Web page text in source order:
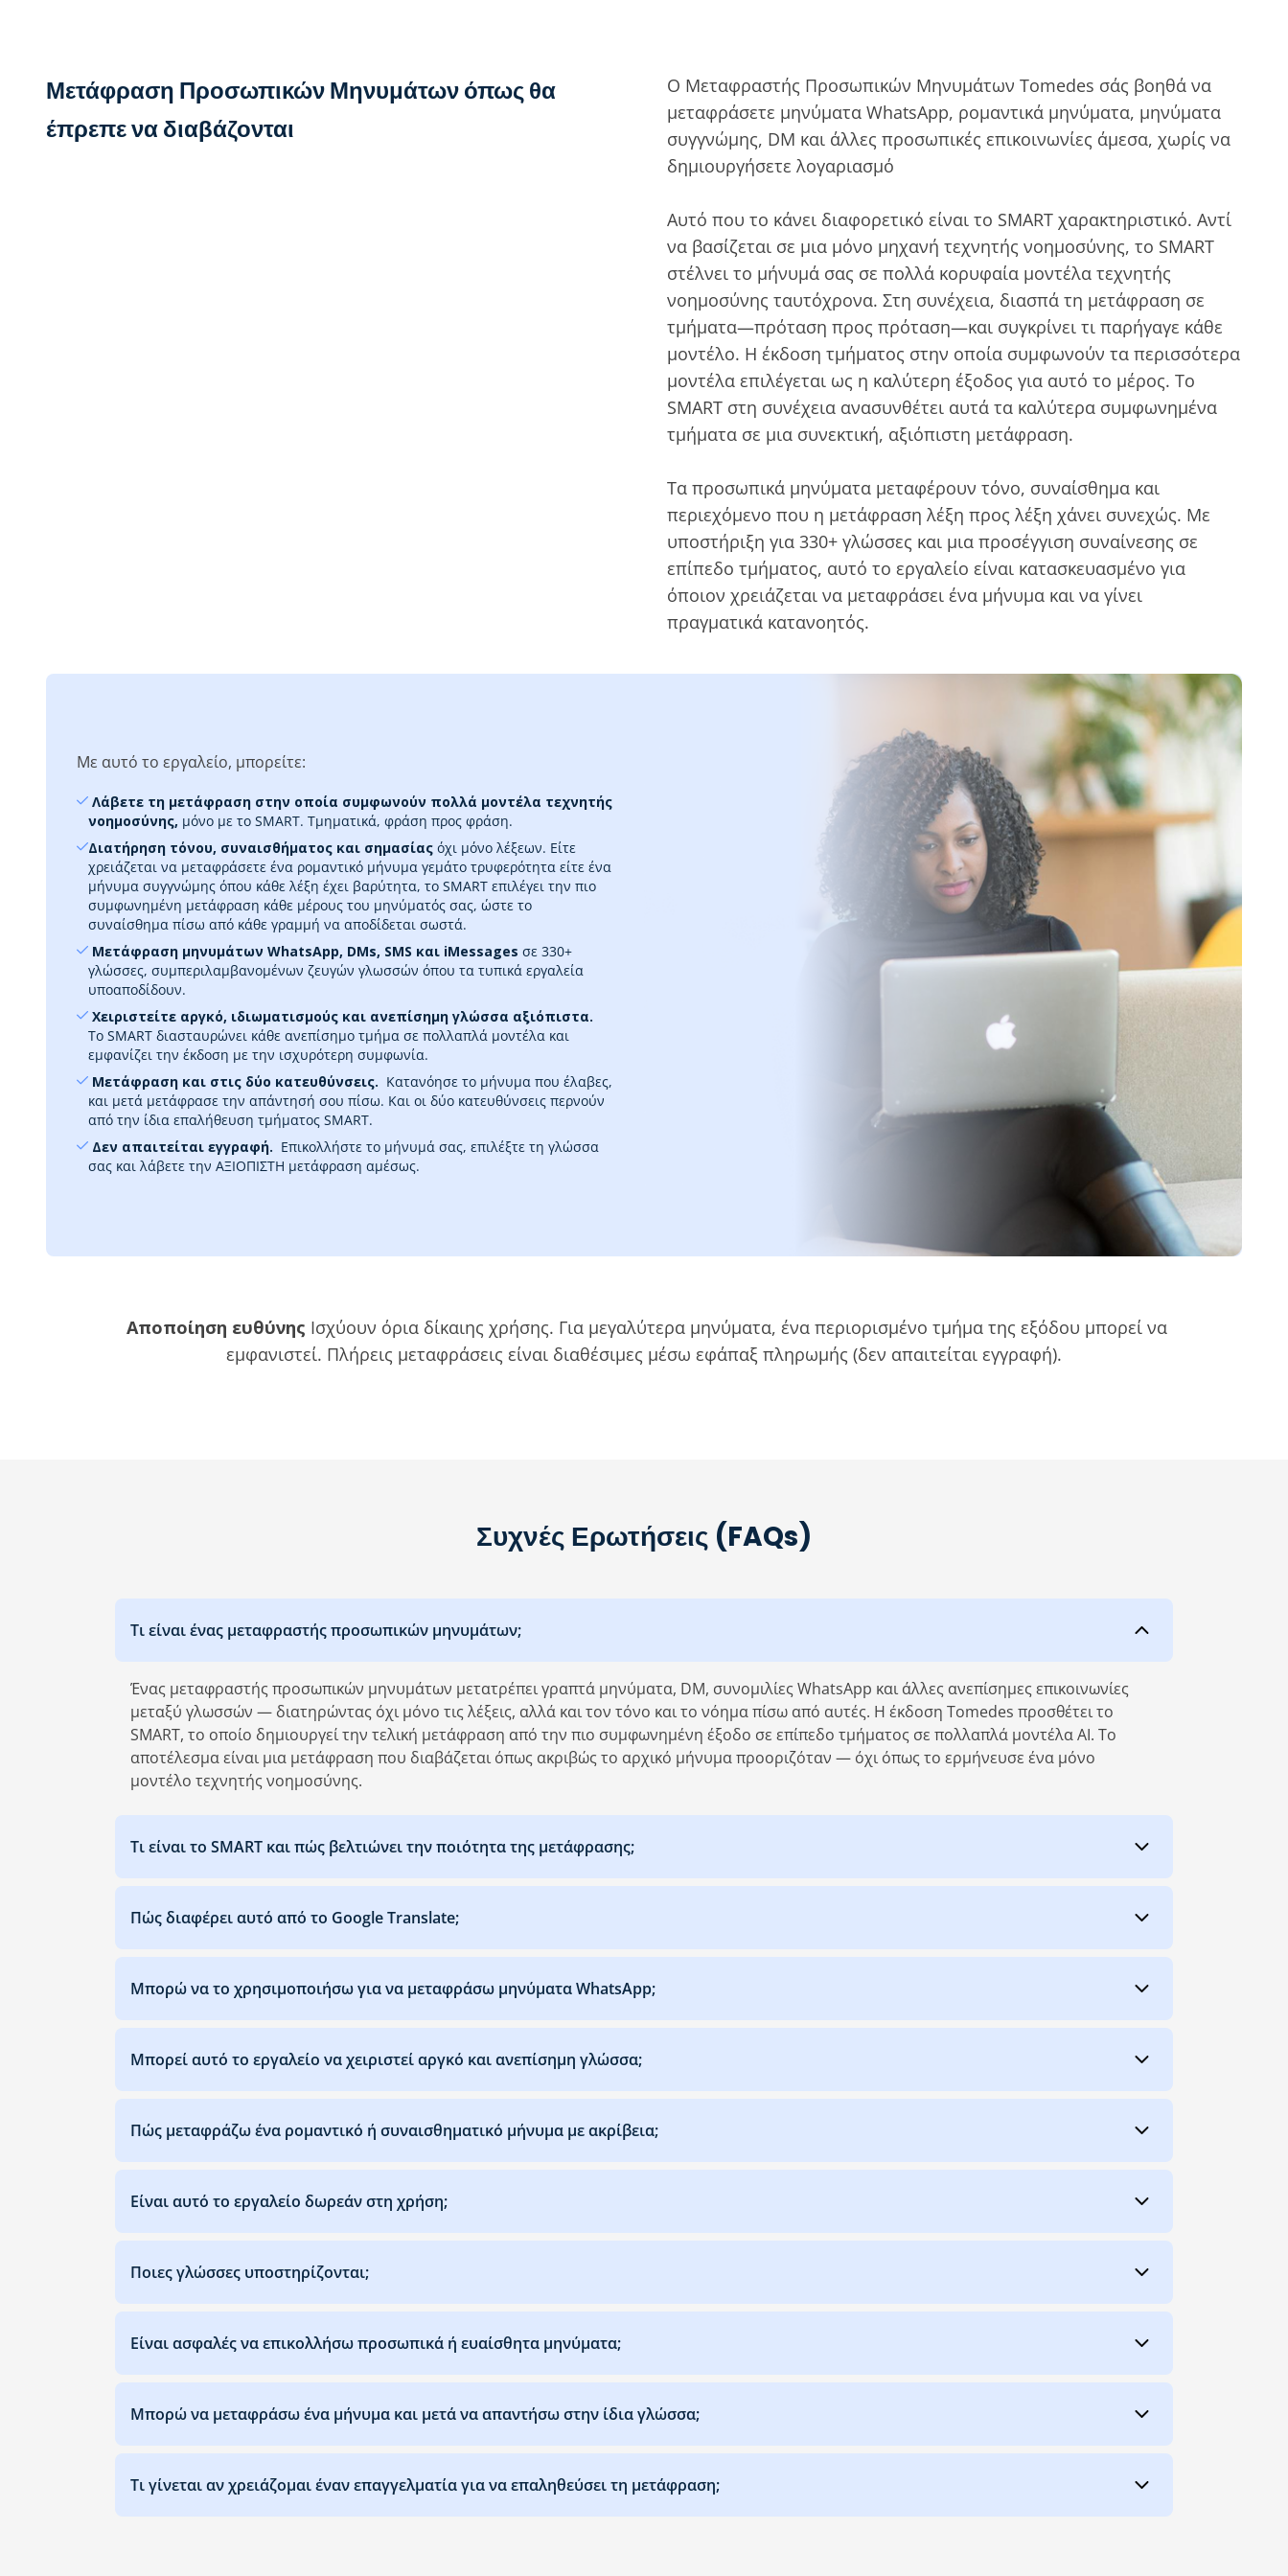
Μετάφραση Προσωπικών Μηνυμάτων όπως θα
έπρεπε να διαβάζονται
Ο Μεταφραστής Προσωπικών Μηνυμάτων Tomedes σάς βοηθά να
μεταφράσετε μηνύματα WhatsApp, ρομαντικά μηνύματα, μηνύματα
συγγνώμης, DM και άλλες προσωπικές επικοινωνίες άμεσα, χωρίς να
δημιουργήσετε λογαριασμό
Αυτό που το κάνει διαφορετικό είναι το SMART χαρακτηριστικό. Αντί
να βασίζεται σε μια μόνο μηχανή τεχνητής νοημοσύνης, το SMART
στέλνει το μήνυμά σας σε πολλά κορυφαία μοντέλα τεχνητής
νοημοσύνης ταυτόχρονα. Στη συνέχεια, διασπά τη μετάφραση σε
τμήματα—πρόταση προς πρόταση—και συγκρίνει τι παρήγαγε κάθε
μοντέλο. Η έκδοση τμήματος στην οποία συμφωνούν τα περισσότερα
μοντέλα επιλέγεται ως η καλύτερη έξοδος για αυτό το μέρος. Το
SMART στη συνέχεια ανασυνθέτει αυτά τα καλύτερα συμφωνημένα
τμήματα σε μια συνεκτική, αξιόπιστη μετάφραση.
Τα προσωπικά μηνύματα μεταφέρουν τόνο, συναίσθημα και
περιεχόμενο που η μετάφραση λέξη προς λέξη χάνει συνεχώς. Με
υποστήριξη για 330+ γλώσσες και μια προσέγγιση συναίνεσης σε
επίπεδο τμήματος, αυτό το εργαλείο είναι κατασκευασμένο για
όποιον χρειάζεται να μεταφράσει ένα μήνυμα και να γίνει
πραγματικά κατανοητός.
Με αυτό το εργαλείο, μπορείτε:
‎ Λάβετε τη μετάφραση στην οποία συμφωνούν πολλά μοντέλα τεχνητής
νοημοσύνης, μόνο με το SMART. Τμηματικά, φράση προς φράση.
Διατήρηση τόνου, συναισθήματος και σημασίας όχι μόνο λέξεων. Είτε
χρειάζεται να μεταφράσετε ένα ρομαντικό μήνυμα γεμάτο τρυφερότητα είτε ένα
μήνυμα συγγνώμης όπου κάθε λέξη έχει βαρύτητα, το SMART επιλέγει την πιο
συμφωνημένη μετάφραση κάθε μέρους του μηνύματός σας, ώστε το
συναίσθημα πίσω από κάθε γραμμή να αποδίδεται σωστά.
‎ Μετάφραση μηνυμάτων WhatsApp, DMs, SMS και iMessages σε 330+
γλώσσες, συμπεριλαμβανομένων ζευγών γλωσσών όπου τα τυπικά εργαλεία
υποαποδίδουν.
‎ Χειριστείτε αργκό, ιδιωματισμούς και ανεπίσημη γλώσσα αξιόπιστα.
Το SMART διασταυρώνει κάθε ανεπίσημο τμήμα σε πολλαπλά μοντέλα και
εμφανίζει την έκδοση με την ισχυρότερη συμφωνία.
‎ Μετάφραση και στις δύο κατευθύνσεις. ‎ Κατανόησε το μήνυμα που έλαβες,
και μετά μετάφρασε την απάντησή σου πίσω. Και οι δύο κατευθύνσεις περνούν
από την ίδια επαλήθευση τμήματος SMART.
‎ Δεν απαιτείται εγγραφή. ‎ Επικολλήστε το μήνυμά σας, επιλέξτε τη γλώσσα
σας και λάβετε την ΑΞΙΟΠΙΣΤΗ μετάφραση αμέσως.
‎ Αποποίηση ευθύνης Ισχύουν όρια δίκαιης χρήσης. Για μεγαλύτερα μηνύματα, ένα περιορισμένο τμήμα της εξόδου μπορεί να
εμφανιστεί. Πλήρεις μεταφράσεις είναι διαθέσιμες μέσω εφάπαξ πληρωμής (δεν απαιτείται εγγραφή).
Συχνές Ερωτήσεις (FAQs)
Τι είναι ένας μεταφραστής προσωπικών μηνυμάτων;
Ένας μεταφραστής προσωπικών μηνυμάτων μετατρέπει γραπτά μηνύματα, DM, συνομιλίες WhatsApp και άλλες ανεπίσημες επικοινωνίες
μεταξύ γλωσσών — διατηρώντας όχι μόνο τις λέξεις, αλλά και τον τόνο και το νόημα πίσω από αυτές. Η έκδοση Tomedes προσθέτει το
SMART, το οποίο δημιουργεί την τελική μετάφραση από την πιο συμφωνημένη έξοδο σε επίπεδο τμήματος σε πολλαπλά μοντέλα AI. Το
αποτέλεσμα είναι μια μετάφραση που διαβάζεται όπως ακριβώς το αρχικό μήνυμα προοριζόταν — όχι όπως το ερμήνευσε ένα μόνο
μοντέλο τεχνητής νοημοσύνης.
Τι είναι το SMART και πώς βελτιώνει την ποιότητα της μετάφρασης;
Πώς διαφέρει αυτό από το Google Translate;
Μπορώ να το χρησιμοποιήσω για να μεταφράσω μηνύματα WhatsApp;
Μπορεί αυτό το εργαλείο να χειριστεί αργκό και ανεπίσημη γλώσσα;
Πώς μεταφράζω ένα ρομαντικό ή συναισθηματικό μήνυμα με ακρίβεια;
Είναι αυτό το εργαλείο δωρεάν στη χρήση;
Ποιες γλώσσες υποστηρίζονται;
Είναι ασφαλές να επικολλήσω προσωπικά ή ευαίσθητα μηνύματα;
Μπορώ να μεταφράσω ένα μήνυμα και μετά να απαντήσω στην ίδια γλώσσα;
Τι γίνεται αν χρειάζομαι έναν επαγγελματία για να επαληθεύσει τη μετάφραση;